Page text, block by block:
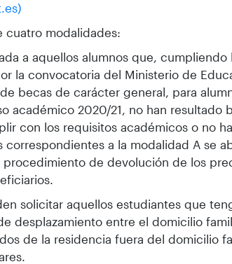
cuatro modalidades:
a aquellos alumnos que, cumpliendo
la convocatoria del Ministerio de
becas de carácter general, para
académico 2020/21, no han resultado
con los requisitos académicos o no
correspondientes a la modalidad A se
de devolución de los
solicitar aquellos estudiantes que
desplazamiento entre el domicilio
de la residencia fuera del domicilio